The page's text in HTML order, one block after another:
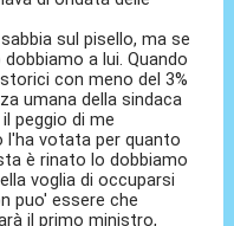
sul pisello, ma se
a lui. Quando
con meno del 3%
umana della sindaca
peggio di me
l'ha votata per quanto
è rinato lo dobbiamo
voglia di occuparsi
puo' essere che
il primo ministro,